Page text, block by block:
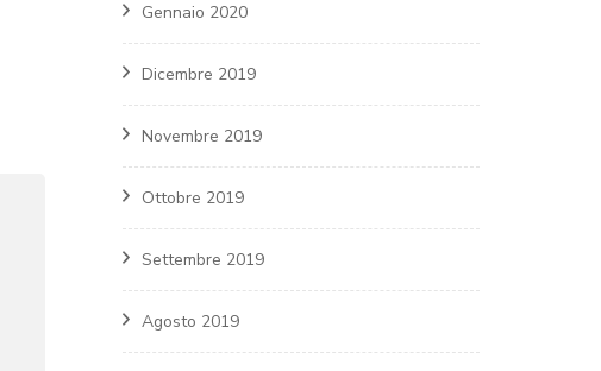
Gennaio 2020
Dicembre 2019
Novembre 2019
Ottobre 2019
Settembre 2019
Agosto 2019